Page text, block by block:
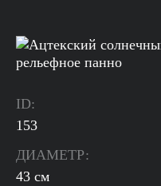
ID:
153
ДИАМЕТР:
43 см